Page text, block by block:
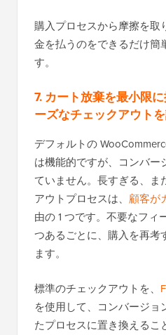
購入プロセスから摩擦を取
金を払うのをできるだけ簡
す。
7. カート放棄を最小限
ーズなチェックアウト
デフォルトの
は機能的ですが、コンバー
ていません。長すぎる、ま
アウトプロセスは、 顧客が
由の 1 つです。不要なフィ
つあるごとに、購入を再考
ます。
標準のチェックアウトを、
を使用して、コンバージ
たプロセスに置き換えるこ